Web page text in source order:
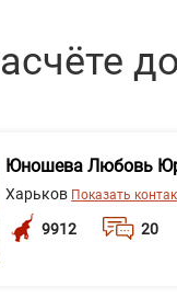
Юношева Любовь
Харьков Показать
9912 20